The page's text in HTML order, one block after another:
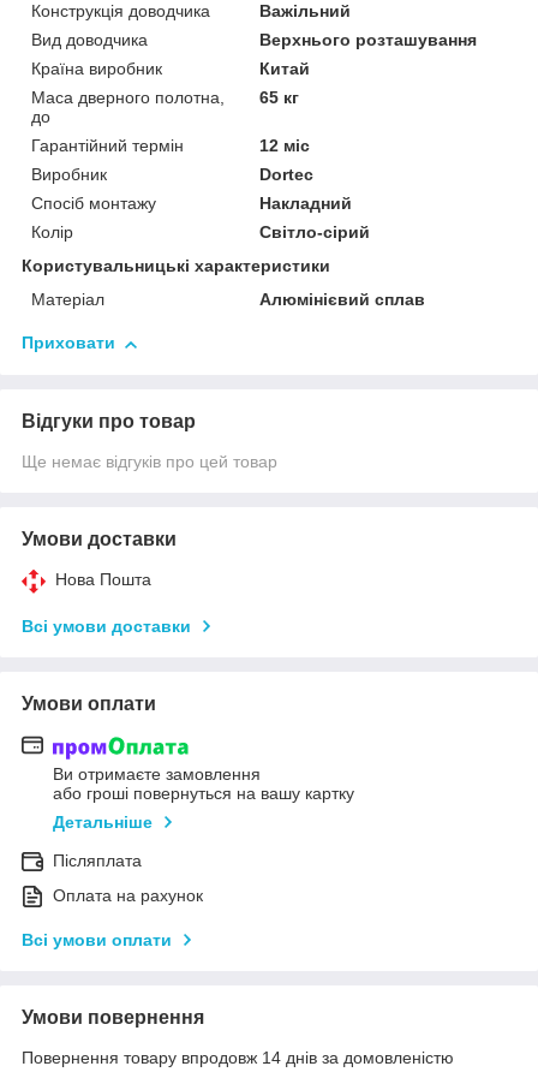
Конструкція доводчика
Важільний
Вид доводчика
Верхнього розташування
Країна виробник
Китай
Маса дверного полотна,
до
65 кг
Гарантійний термін
12 міс
Виробник
Dortec
Спосіб монтажу
Накладний
Колір
Світло-сірий
Користувальницькі характеристики
Матеріал
Алюмінієвий сплав
Приховати
Відгуки про товар
Ще немає відгуків про цей товар
Умови доставки
Нова Пошта
Всі умови доставки
Умови оплати
Ви отримаєте замовлення
або гроші повернуться на вашу картку
Детальніше
Післяплата
Оплата на рахунок
Всі умови оплати
Умови повернення
Повернення товару впродовж 14 днів за домовленістю